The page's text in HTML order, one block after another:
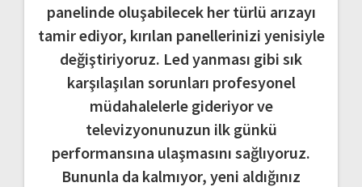
panelinde oluşabilecek her türlü arızayı
tamir ediyor, kırılan panellerinizi yenisiyle
değiştiriyoruz. Led yanması gibi sık
karşılaşılan sorunları profesyonel
müdahalelerle gideriyor ve
televizyonunuzun ilk günkü
performansına ulaşmasını sağlıyoruz.
Bununla da kalmıyor, yeni aldığınız